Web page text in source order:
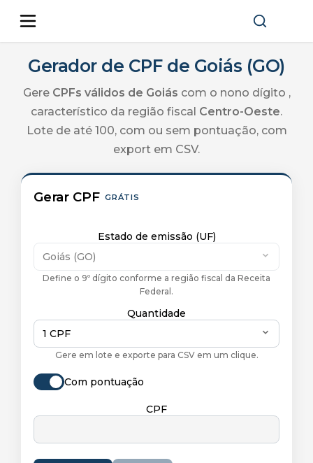
Gerador de CPF de Goiás (GO)
Gere CPFs válidos de Goiás com o nono dígito ,
característico da região fiscal Centro-Oeste.
Lote de até 100, com ou sem pontuação, com
export em CSV.
Gerar CPF GRÁTIS
Estado de emissão (UF)
Goiás (GO)
Define o 9º dígito conforme a região fiscal da Receita
Federal.
Quantidade
1 CPF
Gere em lote e exporte para CSV em um clique.
Com pontuação
CPF